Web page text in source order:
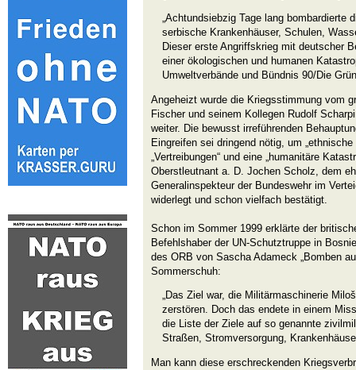
„Achtundsiebzig Tage lang bombardierte
serbische Krankenhäuser, Schulen,
Dieser erste Angriffskrieg mit deutscher
einer ökologischen und humanen
Umweltverbände und Bündnis 90/Die
Angeheizt wurde die Kriegsstimmung vom
Fischer und seinem Kollegen Rudolf
weiter. Die bewusst irreführenden
Eingreifen sei dringend nötig, um „ethnische
„Vertreibungen“ und eine „humanitäre
Oberstleutnant a. D. Jochen Scholz, dem
Generalinspekteur der Bundeswehr im
widerlegt und schon vielfach bestätigt.
Schon im Sommer 1999 erklärte der
Befehlshaber der UN-Schutztruppe in
des ORB von Sascha Adameck „Bomben
Sommerschuh:
„Das Ziel war, die Militärmaschinerie
zerstören. Doch das endete in einem
die Liste der Ziele auf so genannte
Straßen, Stromversorgung,
Man kann diese erschreckenden